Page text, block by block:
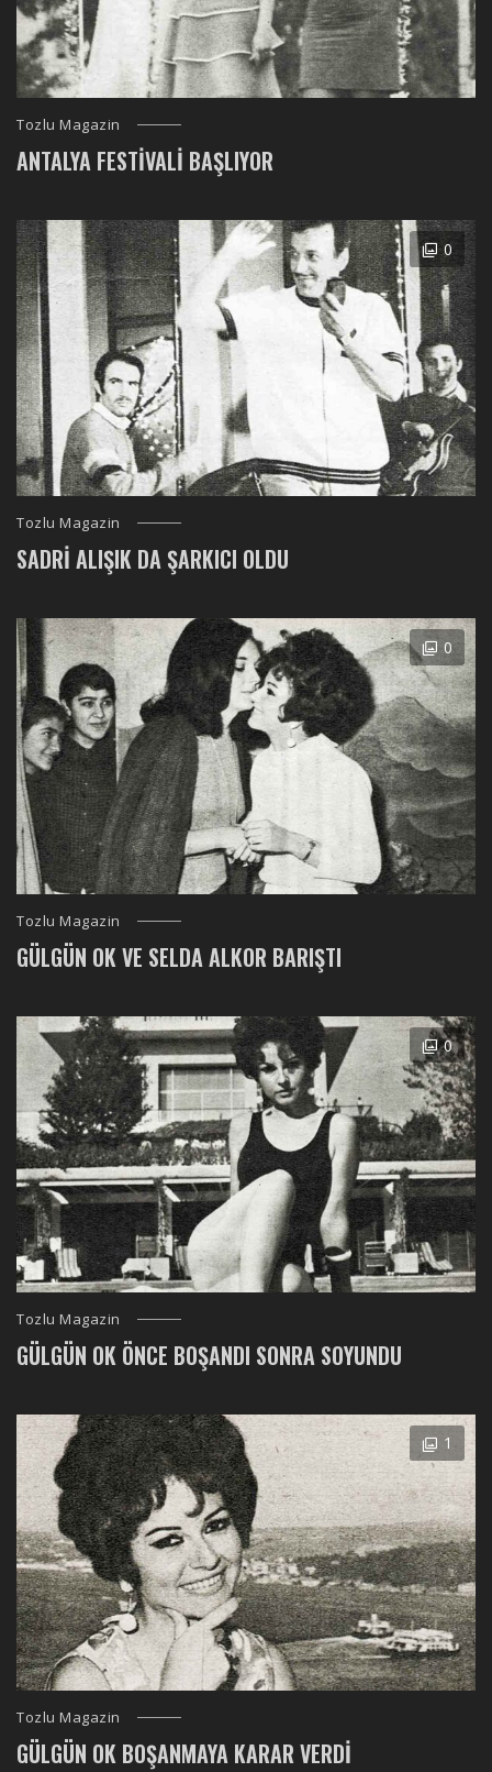
Tozlu Magazin
ANTALYA FESTIVALI BAŞLIYOR
0
Tozlu Magazin
SADRI ALIŞIK DA ŞARKICI OLDU
0
Tozlu Magazin
GÜLGÜN OK VE SELDA ALKOR BARIŞTI
0
Tozlu Magazin
GÜLGÜN OK ÖNCE BOŞANDI SONRA SOYUNDU
1
Tozlu Magazin
GÜLGÜN OK BOŞANMAYA KARAR VERDI